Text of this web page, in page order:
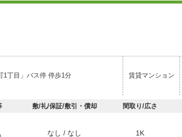
1丁目」バス停 停歩1分 賃貸マンション
敷/礼/保証/敷引・償却 間取り/広さ
なし / なし
1K